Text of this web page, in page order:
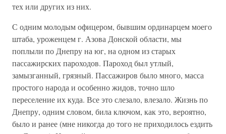
тех или других из них.
С одним молодым офицером, бывшим ординарцем моего
штаба, уроженцем г. Азова Донской области, мы
поплыли по Днепру на юг, на одном из старых
пассажирских пароходов. Пароход был утлый,
замызганный, грязный. Пассажиров было много, масса
простого народа и особенно жидов, точно шло
переселение их куда. Все это слезало, влезало. Жизнь по
Днепру, одним словом, била ключом, как это, вероятно,
было и ранее (мне никогда до того не приходилось ездить